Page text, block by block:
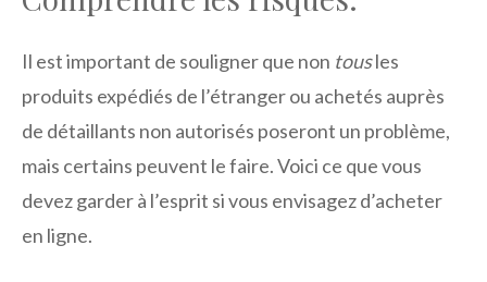
Il est important de souligner que non tousles
produits expédiés de l’étranger ou achetés auprès
de détaillants non autorisés poseront un problème,
mais certains peuvent le faire. Voici ce que vous
devez garder à l’esprit si vous envisagez d’acheter
en ligne.